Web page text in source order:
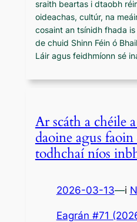
sraith beartas i dtaobh
oideachas, cultúr, na
cosaint an tsínidh fhada
de chuid Shinn Féin ó
Láir agus feidhmíonn sé
Ar scáth a chéile
daoine agus
todhchaí níos
2026-03-13—i
Eagrán #71